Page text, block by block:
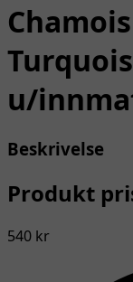
u/
Beskrivelse
Produkt
540 kr